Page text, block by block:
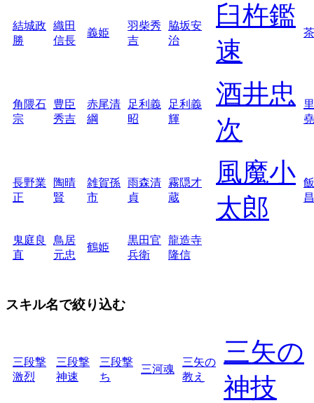
結城政
勝
織田
信長
義姫
羽柴秀
吉
脇坂安
治
臼杵鑑
速
角隈石
宗
豊臣
秀吉
赤尾清
綱
足利義
昭
足利義
輝
酒井忠
次
堯
長野業
正
陶晴
賢
雑賀孫
市
雨森清
貞
霧隠才
蔵
風魔小
太郎
昌
鬼庭良
直
鳥居
元忠
鶴姫
黒田官
兵衛
龍造寺
隆信
スキル名で絞り込む
三段撃
激烈
三段撃
神速
三段撃
ち
三河魂
三矢の
教え
三矢の
神技